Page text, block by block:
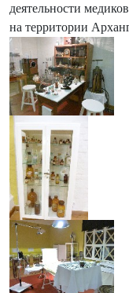
деятельности
на территории